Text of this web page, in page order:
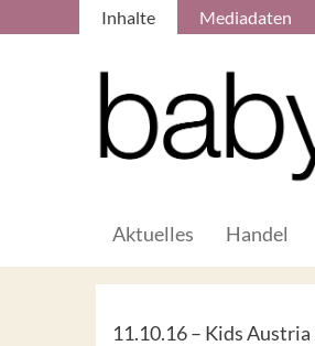
Inhalte Mediadaten
Aktuelles Handel
11.10.16 – Kids Austria